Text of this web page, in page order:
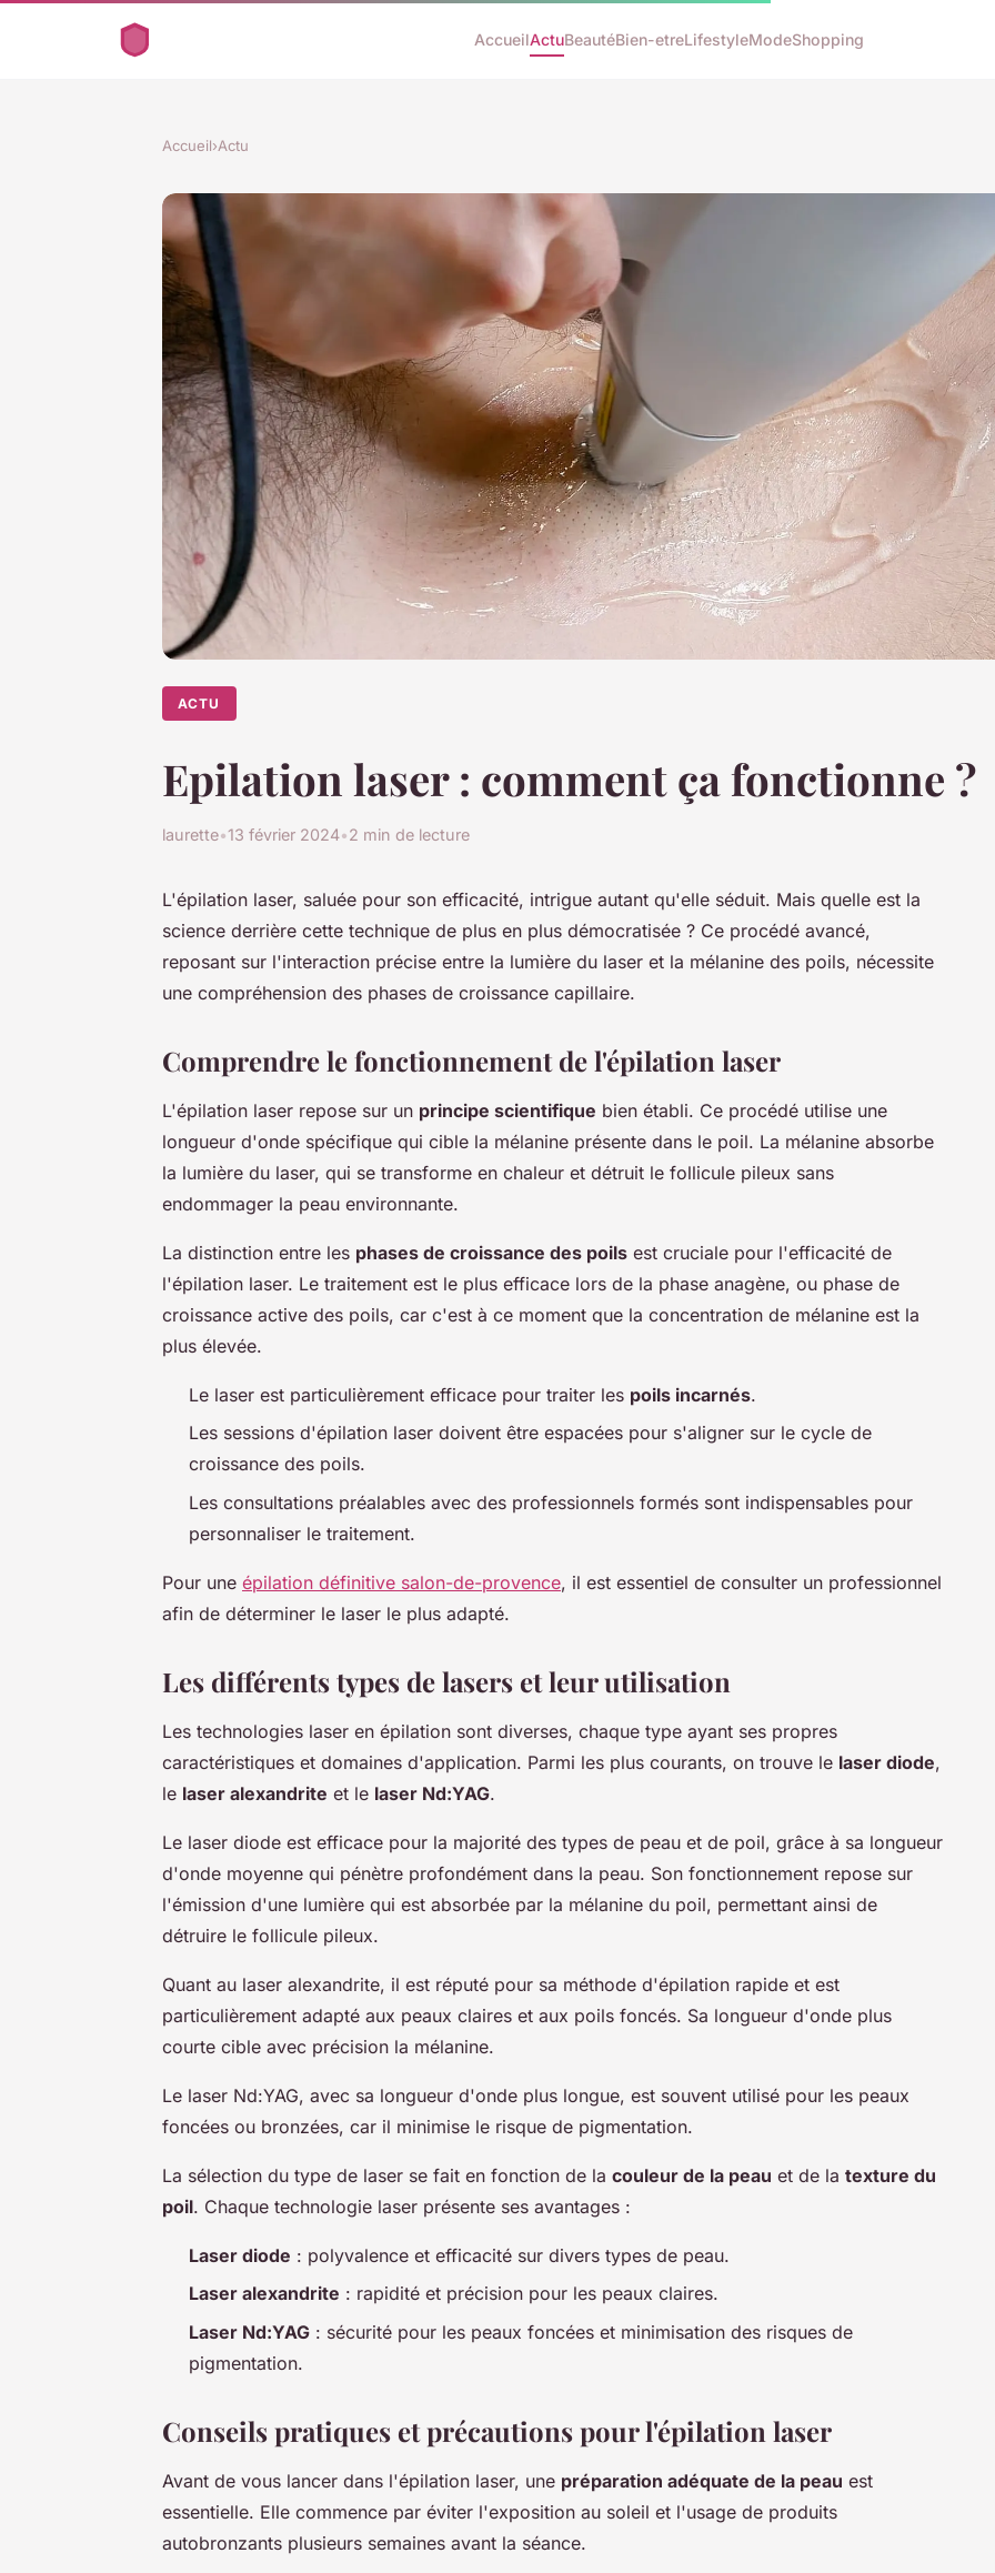
AccueilActuBeautéBien-etreLifestyleModeShopping
Accueil›Actu
ACTU
Epilation laser : comment ça fonctionne ?
laurette•13 février 2024•2 min de lecture
L'épilation laser, saluée pour son efficacité, intrigue autant qu'elle séduit. Mais quelle est la
science derrière cette technique de plus en plus démocratisée ? Ce procédé avancé,
reposant sur l'interaction précise entre la lumière du laser et la mélanine des poils, nécessite
une compréhension des phases de croissance capillaire.
Comprendre le fonctionnement de l'épilation laser
L'épilation laser repose sur un principe scientifique bien établi. Ce procédé utilise une
longueur d'onde spécifique qui cible la mélanine présente dans le poil. La mélanine absorbe
la lumière du laser, qui se transforme en chaleur et détruit le follicule pileux sans
endommager la peau environnante.
La distinction entre les phases de croissance des poils est cruciale pour l'efficacité de
l'épilation laser. Le traitement est le plus efficace lors de la phase anagène, ou phase de
croissance active des poils, car c'est à ce moment que la concentration de mélanine est la
plus élevée.
Le laser est particulièrement efficace pour traiter les poils incarnés.
Les sessions d'épilation laser doivent être espacées pour s'aligner sur le cycle de
croissance des poils.
Les consultations préalables avec des professionnels formés sont indispensables pour
personnaliser le traitement.
Pour une épilation définitive salon-de-provence, il est essentiel de consulter un professionnel
afin de déterminer le laser le plus adapté.
Les différents types de lasers et leur utilisation
Les technologies laser en épilation sont diverses, chaque type ayant ses propres
caractéristiques et domaines d'application. Parmi les plus courants, on trouve le laser diode,
le laser alexandrite et le laser Nd:YAG.
Le laser diode est efficace pour la majorité des types de peau et de poil, grâce à sa longueur
d'onde moyenne qui pénètre profondément dans la peau. Son fonctionnement repose sur
l'émission d'une lumière qui est absorbée par la mélanine du poil, permettant ainsi de
détruire le follicule pileux.
Quant au laser alexandrite, il est réputé pour sa méthode d'épilation rapide et est
particulièrement adapté aux peaux claires et aux poils foncés. Sa longueur d'onde plus
courte cible avec précision la mélanine.
Le laser Nd:YAG, avec sa longueur d'onde plus longue, est souvent utilisé pour les peaux
foncées ou bronzées, car il minimise le risque de pigmentation.
La sélection du type de laser se fait en fonction de la couleur de la peau et de la texture du
poil. Chaque technologie laser présente ses avantages :
Laser diode : polyvalence et efficacité sur divers types de peau.
Laser alexandrite : rapidité et précision pour les peaux claires.
Laser Nd:YAG : sécurité pour les peaux foncées et minimisation des risques de
pigmentation.
Conseils pratiques et précautions pour l'épilation laser
Avant de vous lancer dans l'épilation laser, une préparation adéquate de la peau est
essentielle. Elle commence par éviter l'exposition au soleil et l'usage de produits
autobronzants plusieurs semaines avant la séance.